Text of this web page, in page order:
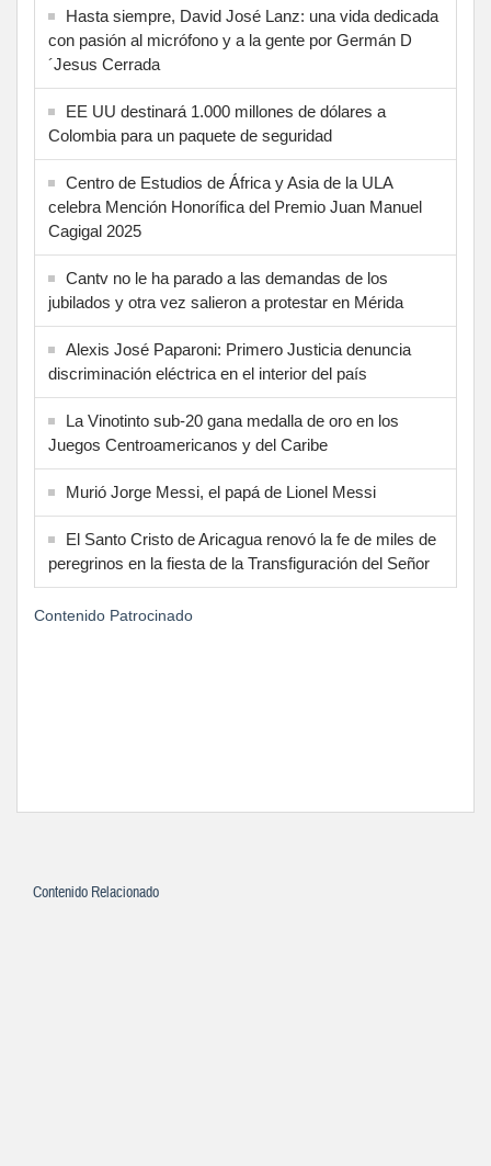
Hasta siempre, David José Lanz: una vida dedicada
con pasión al micrófono y a la gente por Germán D
´Jesus Cerrada
EE UU destinará 1.000 millones de dólares a
Colombia para un paquete de seguridad
Centro de Estudios de África y Asia de la ULA
celebra Mención Honorífica del Premio Juan Manuel
Cagigal 2025
Cantv no le ha parado a las demandas de los
jubilados y otra vez salieron a protestar en Mérida
Alexis José Paparoni: Primero Justicia denuncia
discriminación eléctrica en el interior del país
La Vinotinto sub-20 gana medalla de oro en los
Juegos Centroamericanos y del Caribe
Murió Jorge Messi, el papá de Lionel Messi
El Santo Cristo de Aricagua renovó la fe de miles de
peregrinos en la fiesta de la Transfiguración del Señor
Contenido Patrocinado
Contenido Relacionado